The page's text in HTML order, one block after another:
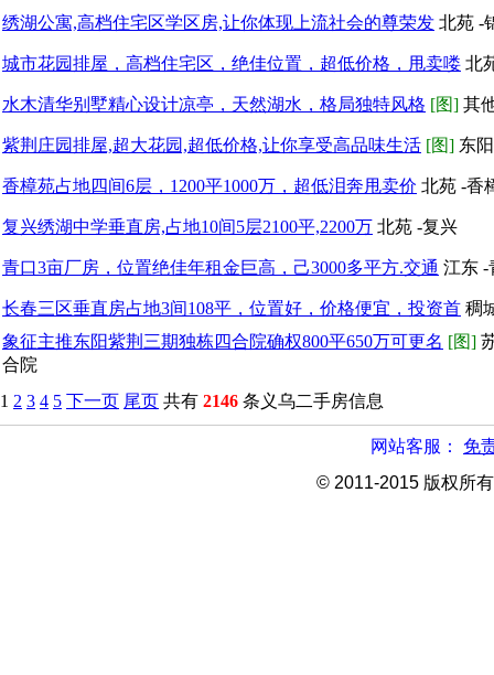
绣湖公寓,高档住宅区学区房,让你体现上流社会的尊荣发 北苑 -
城市花园排屋，高档住宅区，绝佳位置，超低价格，甩卖喽 北
水木清华别墅精心设计凉亭，天然湖水，格局独特风格 [图] 其
紫荆庄园排屋,超大花园,超低价格,让你享受高品味生活 [图] 东
香樟苑占地四间6层，1200平1000万，超低泪奔甩卖价 北苑 -香
复兴绣湖中学垂直房,占地10间5层2100平,2200万 北苑 -复兴
青口3亩厂房，位置绝佳年租金巨高，己3000多平方.交通 江东
长春三区垂直房占地3间108平，位置好，价格便宜，投资首 稠
象征主推东阳紫荆三期独栋四合院确权800平650万可更名 [图]
合院
1 2 3 4 5 下一页 尾页 共有 2146 条义乌二手房信息
网站客服：
免
© 2011-2015 版权所